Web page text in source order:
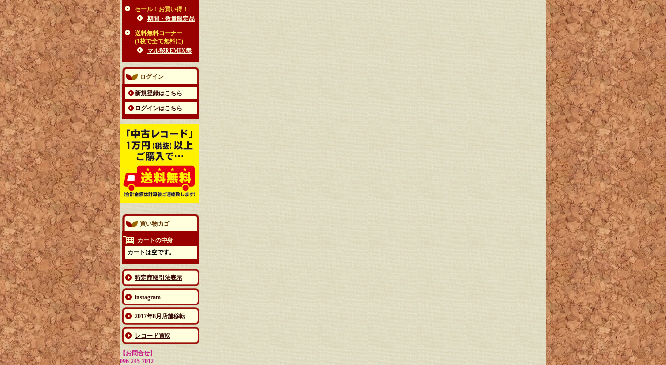
セール！お買い得！
期間・数量限定品
送料無料コーナー
(1枚で全て無料に)
マル秘REMIX盤
ログイン
新規登録はこちら
ログインはこちら
買い物カゴ
カートの中身
カートは空です。
特定商取引法表示
instagram
2017年8月店舗移転
レコード買取
【お問合せ】
096-245-7012